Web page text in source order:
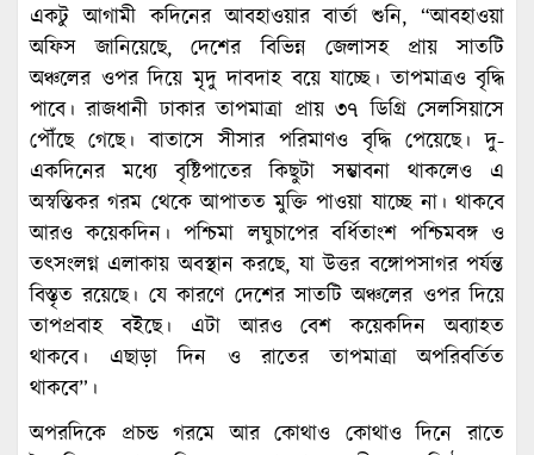
একটু আগামী কদিনের আবহাওয়ার বার্তা শুনি, “আবহাওয়া
অফিস জানিয়েছে, দেশের বিভিন্ন জেলাসহ প্রায় সাতটি
অঞ্চলের ওপর দিয়ে মৃদু দাবদাহ বয়ে যাচ্ছে। তাপমাত্রও বৃদ্ধি
পাবে। রাজধানী ঢাকার তাপমাত্রা প্রায় ৩৭ ডিগ্রি সেলসিয়াসে
পৌঁছে গেছে। বাতাসে সীসার পরিমাণও বৃদ্ধি পেয়েছে। দু-
একদিনের মধ্যে বৃষ্টিপাতের কিছুটা সম্ভাবনা থাকলেও এ
অস্বস্তিকর গরম থেকে আপাতত মুক্তি পাওয়া যাচ্ছে না। থাকবে
আরও কয়েকদিন। পশ্চিমা লঘুচাপের বর্ধিতাংশ পশ্চিমবঙ্গ ও
তৎসংলগ্ন এলাকায় অবস্থান করছে, যা উত্তর বঙ্গোপসাগর পর্যন্ত
বিস্তৃত রয়েছে। যে কারণে দেশের সাতটি অঞ্চলের ওপর দিয়ে
তাপপ্রবাহ বইছে। এটা আরও বেশ কয়েকদিন অব্যাহত
থাকবে। এছাড়া দিন ও রাতের তাপমাত্রা অপরিবর্তিত
থাকবে”।
অপরদিকে প্রচন্ড গরমে আর কোথাও কোথাও দিনে রাতে